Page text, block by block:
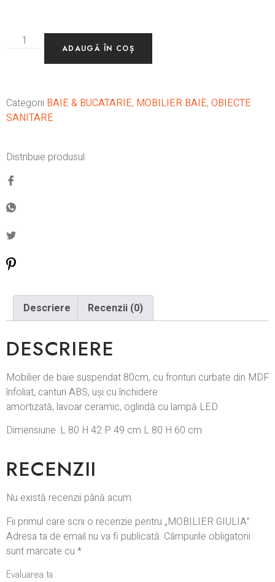
ADAUGĂ ÎN COȘ
Categorii BAIE & BUCATARIE, MOBILIER BAIE, OBIECTE
SANITARE
Distribuie produsul:
Descriere Recenzii (0)
DESCRIERE
Mobilier de baie suspendat 80cm, cu fronturi curbate din MDF
înfoliat, canturi ABS, uși cu închidere
amortizată, lavoar ceramic, oglindă cu lampă LED
Dimensiune :L 80 H 42 P 49 cm L 80 H 60 cm
RECENZII
Nu există recenzii până acum.
Fii primul care scrii o recenzie pentru „MOBILIER GIULIA”
Adresa ta de email nu va fi publicată. Câmpurile obligatorii
sunt marcate cu *
Evaluarea ta